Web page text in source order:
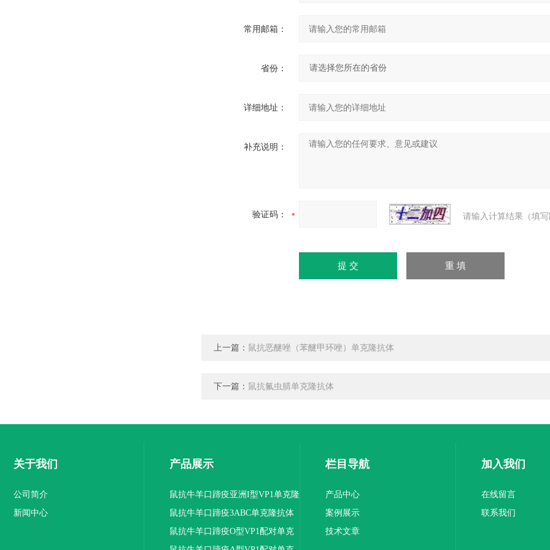
常用邮箱：
省份：
详细地址：
补充说明：
验证码： 请输入计算结果（填
上一篇： 鼠抗恶醚唑（苯醚甲环唑）单克隆抗体
下一篇： 鼠抗氟虫腈单克隆抗体
关于我们
公司简介
新闻中心
产品展示
鼠抗牛羊口蹄疫亚洲I型VP1单克隆
抗体
鼠抗牛羊口蹄疫3ABC单克隆抗体
鼠抗牛羊口蹄疫O型VP1配对单克
栏目导航
产品中心
案例展示
技术文章
加入我们
在线留言
联系我们